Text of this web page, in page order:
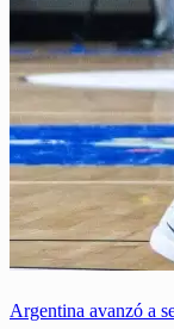
Argentina avanzó a